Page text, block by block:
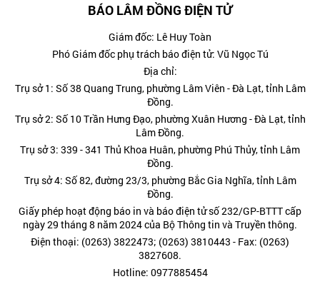
BÁO LÂM ĐỒNG ĐIỆN TỬ
Giám đốc: Lê Huy Toàn
Phó Giám đốc phụ trách báo điện tử: Vũ Ngọc Tú
Địa chỉ:
Trụ sở 1: Số 38 Quang Trung, phường Lâm Viên - Đà Lạt, tỉnh Lâm
Đồng.
Trụ sở 2: Số 10 Trần Hưng Đạo, phường Xuân Hương - Đà Lạt, tỉnh
Lâm Đồng.
Trụ sở 3: 339 - 341 Thủ Khoa Huân, phường Phú Thủy, tỉnh Lâm
Đồng.
Trụ sở 4: Số 82, đường 23/3, phường Bắc Gia Nghĩa, tỉnh Lâm
Đồng.
Giấy phép hoạt động báo in và báo điện tử số 232/GP-BTTT cấp
ngày 29 tháng 8 năm 2024 của Bộ Thông tin và Truyền thông.
Điện thoại: (0263) 3822473; (0263) 3810443 - Fax: (0263)
3827608.
Hotline: 0977885454